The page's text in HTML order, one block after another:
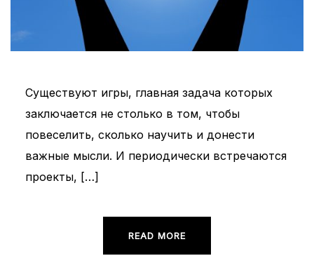
Существуют игры, главная задача которых
заключается не столько в том, чтобы
повеселить, сколько научить и донести
важные мысли. И периодически встречаются
проекты, […]
READ MORE